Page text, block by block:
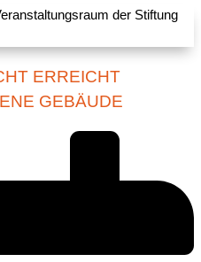
ERREICHT
GEBÄUDE